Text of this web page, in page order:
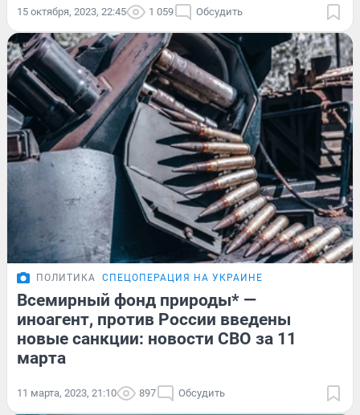
15 октября, 2023, 22:45 1 059 Обсудить
ПОЛИТИКА СПЕЦОПЕРАЦИЯ НА УКРАИНЕ
Всемирный фонд природы* —
иноагент, против России введены
новые санкции: новости СВО за 11
марта
11 марта, 2023, 21:10 897 Обсудить